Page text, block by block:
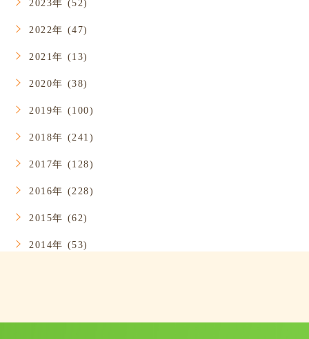
2023年 (52)
2022年 (47)
2021年 (13)
2020年 (38)
2019年 (100)
2018年 (241)
2017年 (128)
2016年 (228)
2015年 (62)
2014年 (53)